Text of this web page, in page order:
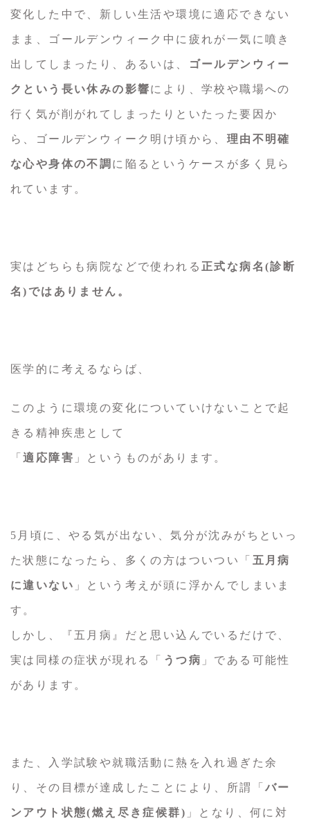
変化した中で、新しい生活や環境に適応できない
まま、ゴールデンウィーク中に疲れが一気に噴き
出してしまったり、あるいは、 ゴールデンウィー
クという長い休みの影響により、学校や職場への
行く気が削がれてしまったりといたった要因か
ら、ゴールデンウィーク明け頃から、 理由不明確
な心や身体の不調 に陥るというケースが多く見ら
れています。
実はどちらも病院などで使われる 正式な病名(診断
名)ではありません。
医学的に考えるならば、
このように環境の変化についていけないことで起
きる精神疾患として
「適応障害 」というものがあります。
5月頃に、やる気が出ない、気分が沈みがちといっ
た状態になったら、多くの方はついつい「 五月病
に違いない 」という考えが頭に浮かんでしまいま
す。
しかし、『五月病』だと思い込んでいるだけで、
実は同様の症状が現れる「 うつ病 」である可能性
があります。
また、入学試験や就職活動に熱を入れ過ぎた余
り、その目標が達成したことにより、所謂「 バー
ンアウト状態(燃え尽き症候群) 」となり、何に対